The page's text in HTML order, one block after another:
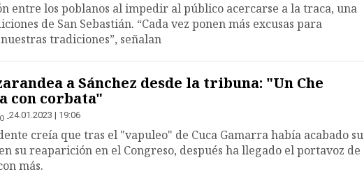
entre los poblanos al impedir al público acercarse a la traca, una
de San Sebastián. “Cada vez ponen más excusas para
tradiciones”, señalan
a Sánchez desde la tribuna: "Un Che
con corbata"
24.01.2023 | 19:06
creía que tras el "vapuleo" de Cuca Gamarra había acabado su
su reaparición en el Congreso, después ha llegado el portavoz de
más.